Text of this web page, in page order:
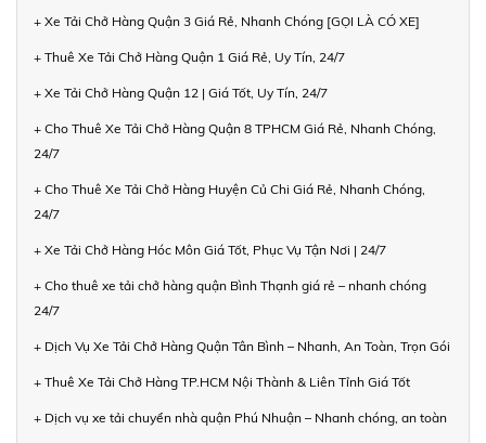
+ Xe Tải Chở Hàng Quận 3 Giá Rẻ, Nhanh Chóng [GỌI LÀ CÓ XE]
+ Thuê Xe Tải Chở Hàng Quận 1 Giá Rẻ, Uy Tín, 24/7
+ Xe Tải Chở Hàng Quận 12 | Giá Tốt, Uy Tín, 24/7
+ Cho Thuê Xe Tải Chở Hàng Quận 8 TPHCM Giá Rẻ, Nhanh Chóng,
24/7
+ Cho Thuê Xe Tải Chở Hàng Huyện Củ Chi Giá Rẻ, Nhanh Chóng,
24/7
+ Xe Tải Chở Hàng Hóc Môn Giá Tốt, Phục Vụ Tận Nơi | 24/7
+ Cho thuê xe tải chở hàng quận Bình Thạnh giá rẻ – nhanh chóng
24/7
+ Dịch Vụ Xe Tải Chở Hàng Quận Tân Bình – Nhanh, An Toàn, Trọn Gói
+ Thuê Xe Tải Chở Hàng TP.HCM Nội Thành & Liên Tỉnh Giá Tốt
+ Dịch vụ xe tải chuyển nhà quận Phú Nhuận – Nhanh chóng, an toàn